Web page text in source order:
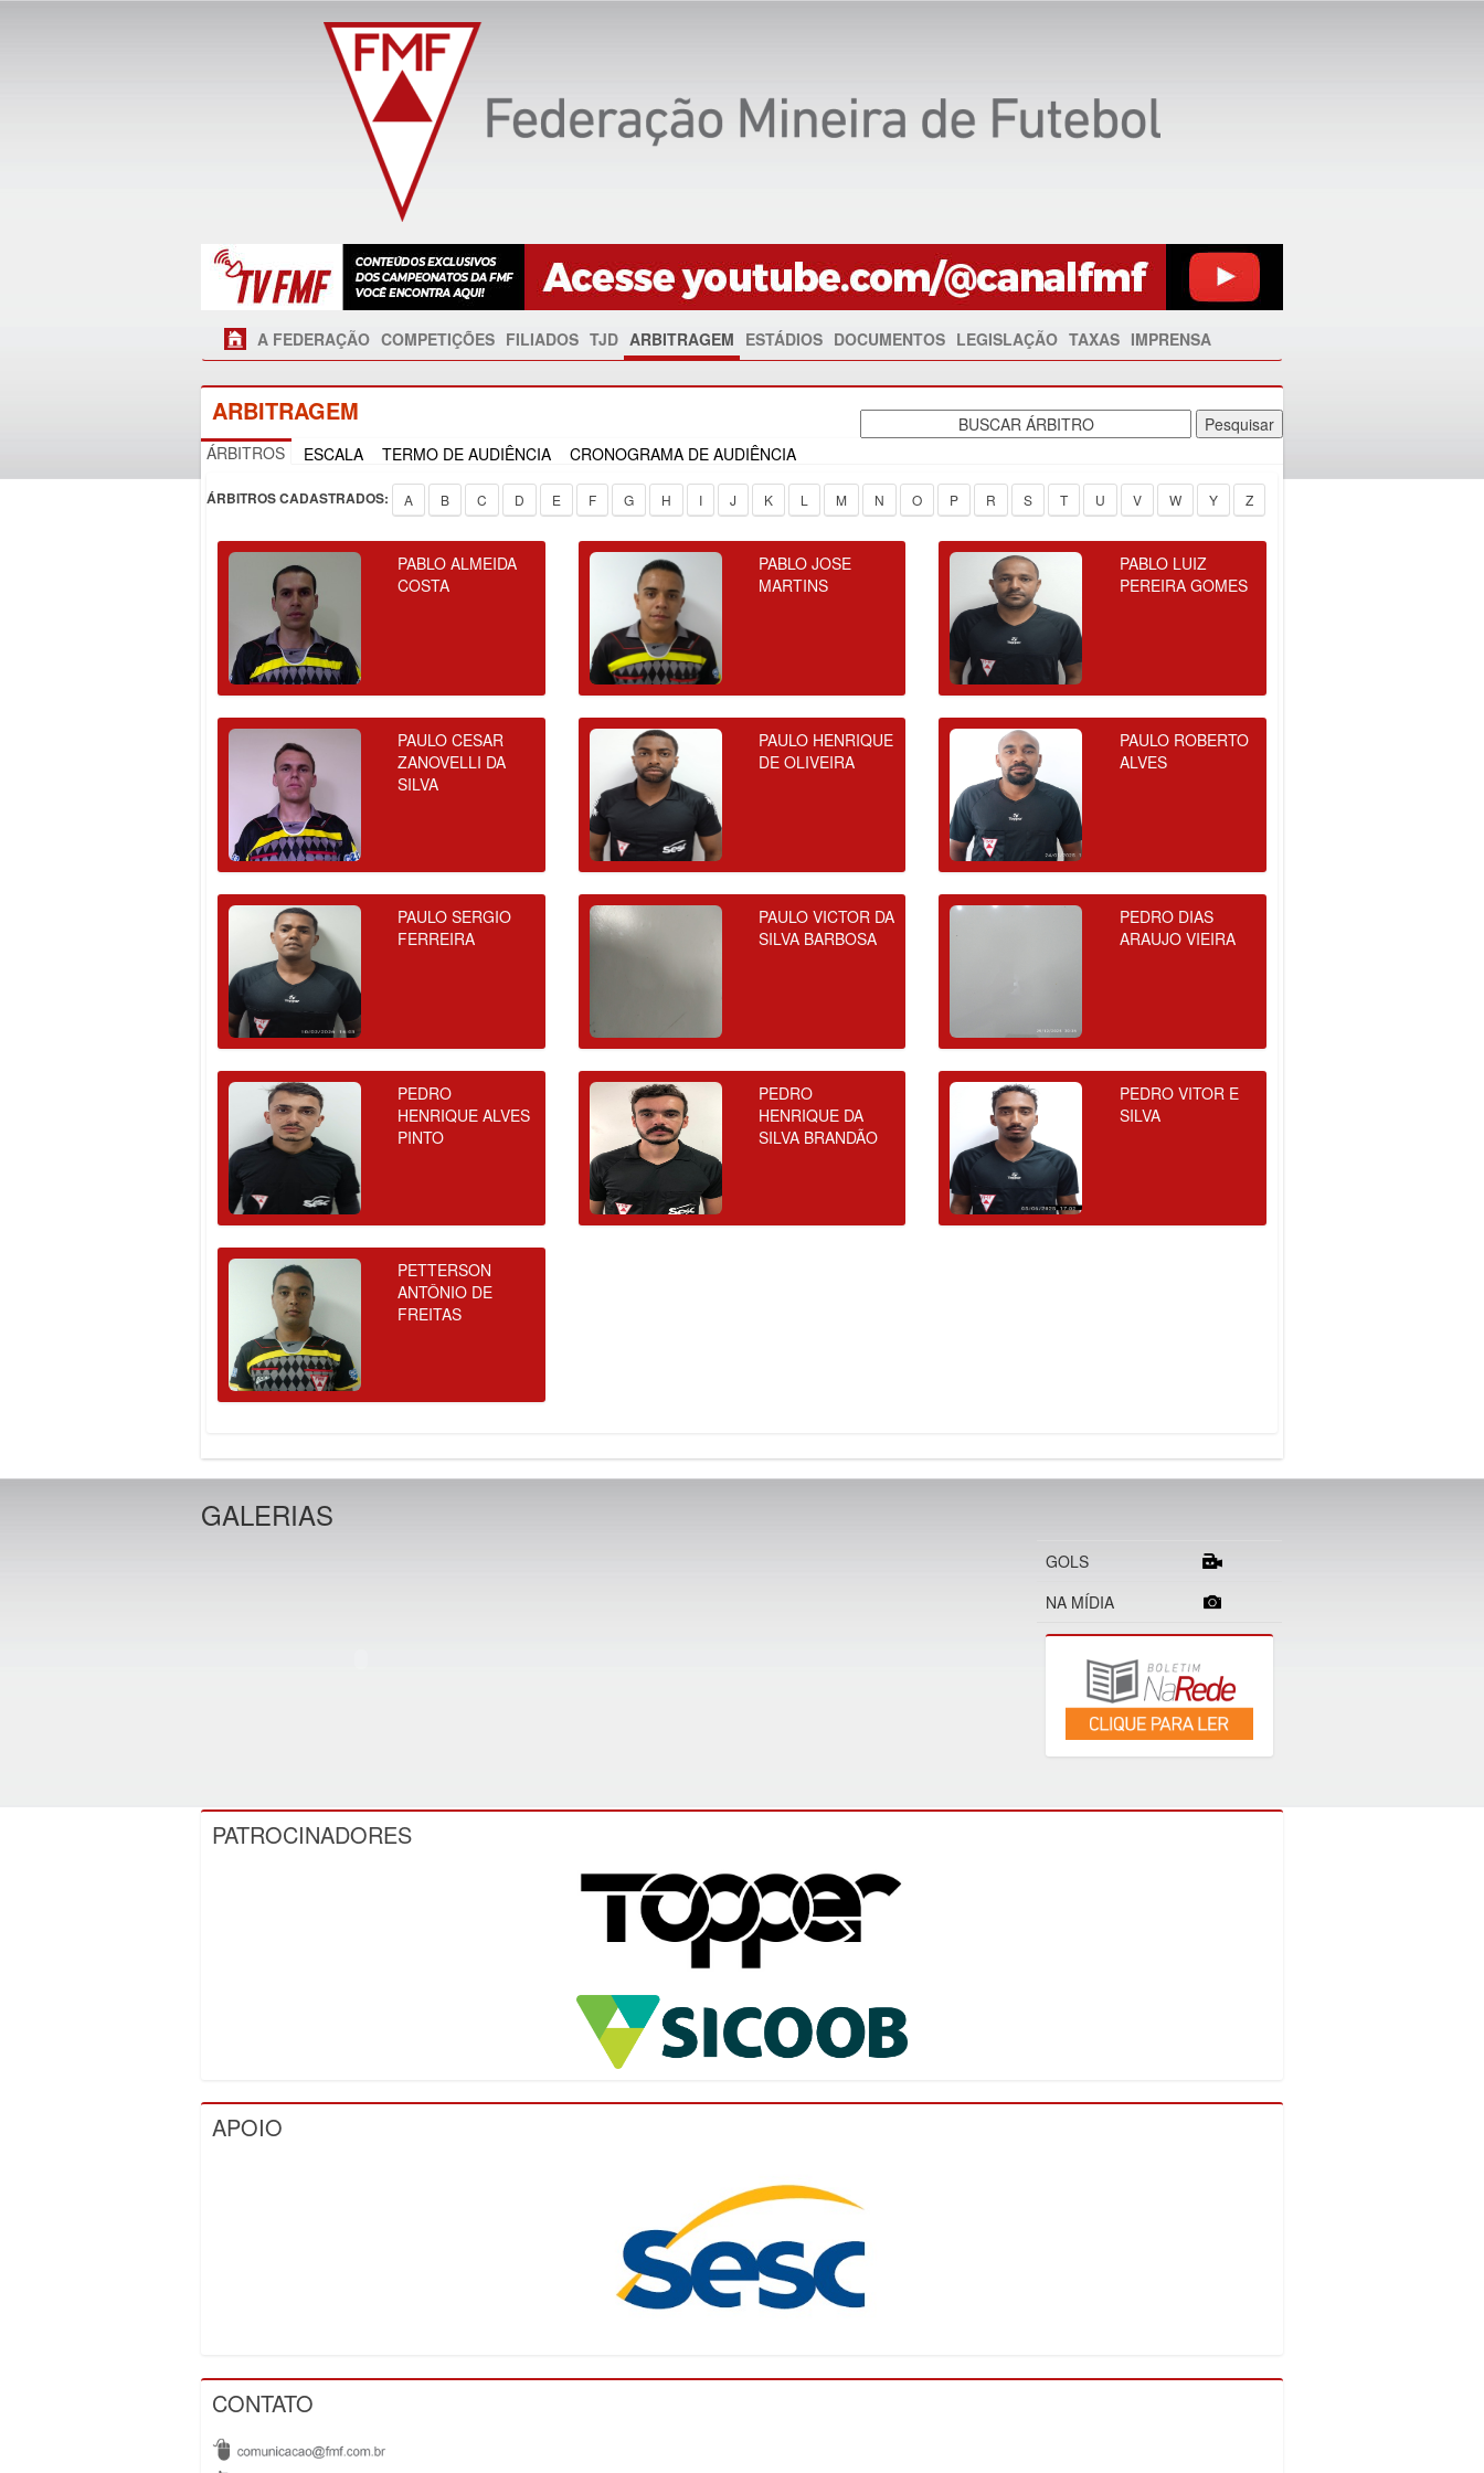
A FEDERAÇÃO COMPETIÇÕES FILIADOS TJD ARBITRAGEM ESTÁDIOS DOCUMENTOS LEGISLAÇÃO TAXAS IMPRENSA
ARBITRAGEM
ÁRBITROS ESCALA TERMO DE AUDIÊNCIA CRONOGRAMA DE AUDIÊNCIA
ÁRBITROS CADASTRADOS: A B C D E F G H I J K L M N O P R S T U V W Y Z
PABLO ALMEIDA
COSTA
PABLO JOSE
MARTINS
PABLO LUIZ
PEREIRA GOMES
PAULO CESAR
ZANOVELLI DA
SILVA
PAULO HENRIQUE
DE OLIVEIRA
PAULO ROBERTO
ALVES
PAULO SERGIO
FERREIRA
PAULO VICTOR DA
SILVA BARBOSA
PEDRO DIAS
ARAUJO VIEIRA
PEDRO
HENRIQUE ALVES
PINTO
PEDRO
HENRIQUE DA
SILVA BRANDÃO
PEDRO VITOR E
SILVA
PETTERSON
ANTÔNIO DE
FREITAS
GALERIAS
GOLS
NA MÍDIA
PATROCINADORES
APOIO
CONTATO